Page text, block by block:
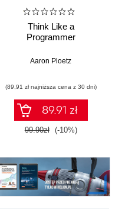
Think Like a
Programmer
Aaron Ploetz
(89,91 zł najniższa cena z 30 dni)
89.91 zł
99.90zł (-10%)